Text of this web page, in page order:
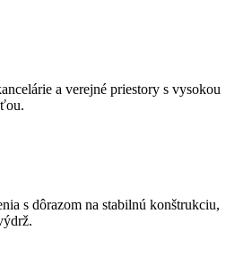
a verejné priestory s vysokou
s dôrazom na stabilnú konštrukciu,